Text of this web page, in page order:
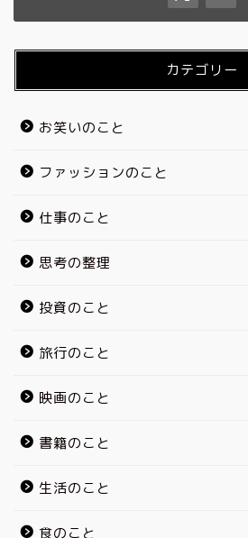
カテゴリー
お笑いのこと
ファッションのこと
仕事のこと
思考の整理
投資のこと
旅行のこと
映画のこと
書籍のこと
生活のこと
食のこと